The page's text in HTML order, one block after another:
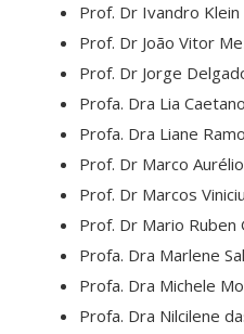
Prof. Dr Ivandro Klein
Prof. Dr João Vitor
Prof. Dr Jorge
Profa. Dra Lia
Profa. Dra Liane
Prof. Dr Marco
Prof. Dr Marcos
Prof. Dr Mario Ruben
Profa. Dra Marlene
Profa. Dra Michele
Profa. Dra Nilcilene